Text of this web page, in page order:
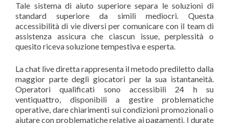
Tale sistema di aiuto superiore separa le soluzioni di
standard superiore da simili mediocri. Questa
accessibilità di vie diversi per comunicare con il team di
assistenza assicura che ciascun issue, perplessità o
quesito riceva soluzione tempestiva e esperta.
La chat live diretta rappresenta il metodo prediletto dalla
maggior parte degli giocatori per la sua istantaneità.
Operatori qualificati sono accessibili 24 h su
ventiquattro, disponibili a gestire problematiche
operative, dare chiarimenti sui condizioni promozionali o
aiutare con problematiche relative ai pagamenti. I durate